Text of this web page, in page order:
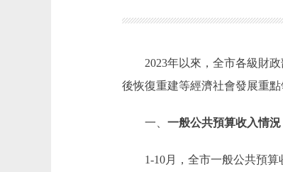
2023年以來，全市各級財政
後恢復重建等經濟社會發展重
一、 一般公共預算收入情況
1-10月，全市一般公共預算收